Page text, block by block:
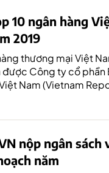
10 ngân hàng
2019
thương mại Việt
được Công ty cổ phần
Nam (Vietnam
nộp ngân sách
năm